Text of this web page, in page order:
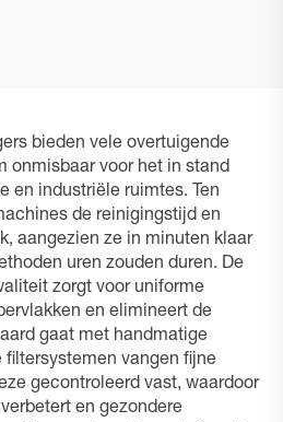
bieden vele overtuigende
onmisbaar voor het in stand
en industriële ruimtes. Ten
de reinigingstijd en
aangezien ze in minuten klaar
uren zouden duren. De
zorgt voor uniforme
en elimineert de
gaat met handmatige
filtersystemen vangen fijne
gecontroleerd vast, waardoor
en gezondere